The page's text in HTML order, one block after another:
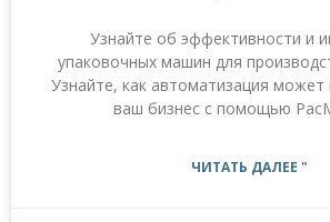
Узнайте об эффективности и
упаковочных машин для
Узнайте, как автоматизация может
ваш бизнес с помощью
ЧИТАТЬ ДАЛЕЕ "